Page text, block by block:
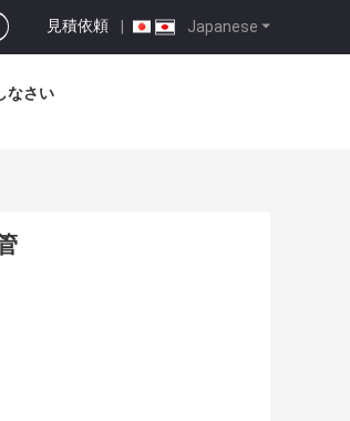
Japanese
見積依頼 |
なさい